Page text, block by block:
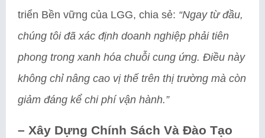
triển Bền vững của LGG, chia sẻ: “Ngay từ đầu,
chúng tôi đã xác định doanh nghiệp phải tiên
phong trong xanh hóa chuỗi cung ứng. Điều này
không chỉ nâng cao vị thế trên thị trường mà còn
giảm đáng kể chi phí vận hành.”
– Xây Dựng Chính Sách Và Đào Tạo